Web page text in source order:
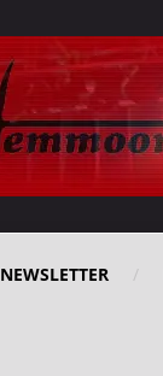
NEWSLETTER